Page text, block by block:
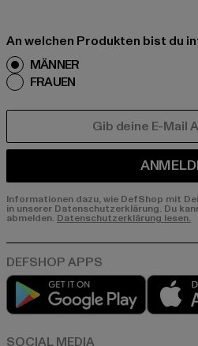
An welchen Produkten bist du
MÄNNER
FRAUEN
Informationen dazu, wie DefShop mit
in unserer Datenschutzerklärung. Du
abmelden. Datenschutzerklärung lesen.
Play